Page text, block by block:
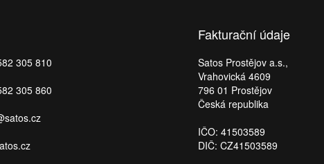
305 810
305 860
Fakturační údaje
Satos Prostějov a.s.,
Vrahovická 4609
796 01 Prostějov
Česká republika
IČO: 41503589
DIČ: CZ41503589